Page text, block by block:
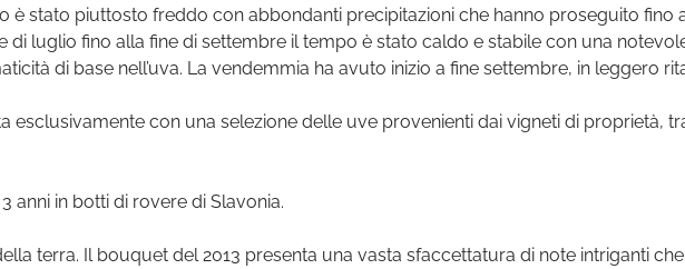
è stato piuttosto freddo con abbondanti precipitazioni che hanno proseguito fino
di luglio fino alla fine di settembre il tempo è stato caldo e stabile con una
di base nell’uva. La vendemmia ha avuto inizio a fine settembre, in leggero
esclusivamente con una selezione delle uve provenienti dai vigneti di proprietà,
anni in botti di rovere di Slavonia.
terra. Il bouquet del 2013 presenta una vasta sfaccettatura di note intriganti